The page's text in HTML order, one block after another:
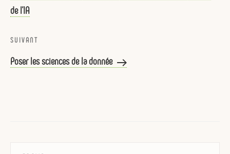
de l’IA
Article
suivant
SUIVANT
Poser les sciences de la donnée